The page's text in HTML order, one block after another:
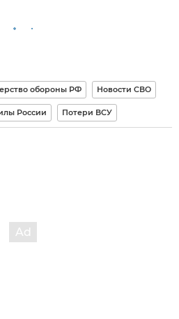
обороны РФ Новости СВО
России Потери ВСУ